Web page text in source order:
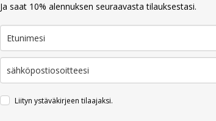
Ja saat 10% alennuksen seuraavasta tilauksestasi.
Liityn ystäväkirjeen tilaajaksi.